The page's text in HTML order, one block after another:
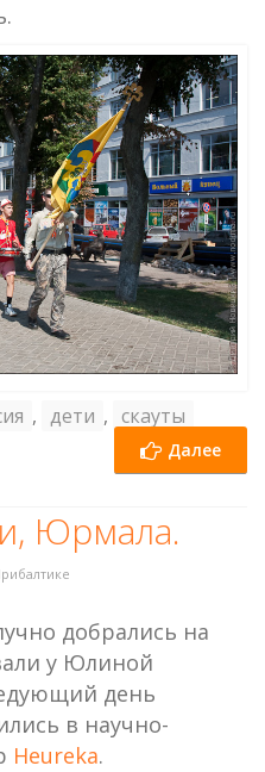
, дети , скауты
Далее
Юрмала.
добрались на
у Юлиной
день
в научно-
Heureka.